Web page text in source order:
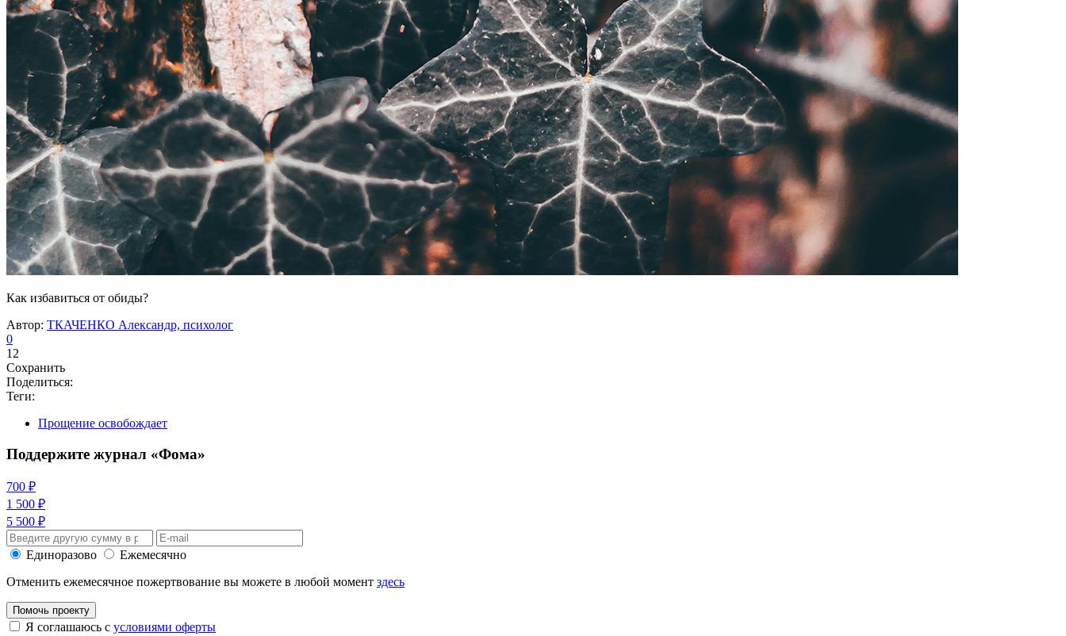
Как избавиться от обиды?
Автор: ТКАЧЕНКО Александр, психолог
0
12
Сохранить
Поделиться:
Теги:
Прощение освобождает
Поддержите журнал «Фома»
700 ₽
1 500 ₽
5 500 ₽
Единоразово
Ежемесячно
Отменить ежемесячное пожертвование вы можете в любой момент здесь
Помочь проекту
Я соглашаюсь с условиями оферты